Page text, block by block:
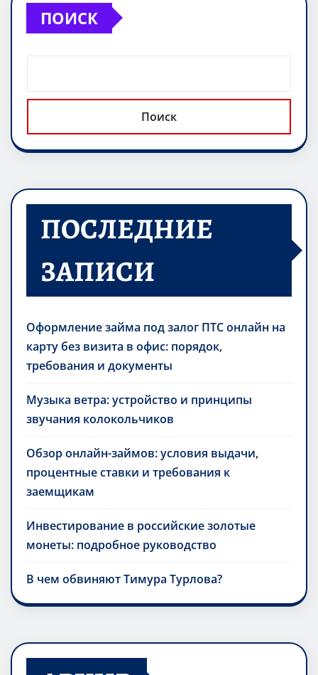
kl
a
ki
A
p
ь
ПОИСК
Поиск
ПОСЛЕДНИЕ
ЗАПИСИ
Оформление займа под залог ПТС онлайн на
карту без визита в офис: порядок,
требования и документы
Музыка ветра: устройство и принципы
звучания колокольчиков
Обзор онлайн-займов: условия выдачи,
процентные ставки и требования к
заемщикам
Инвестирование в российские золотые
монеты: подробное руководство
В чем обвиняют Тимура Турлова?